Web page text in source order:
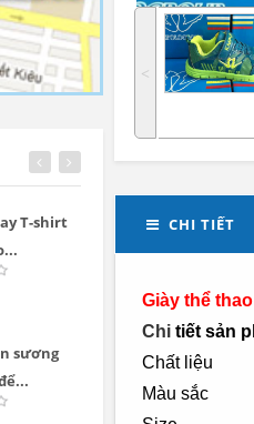
˂
CHI TIẾT
Giày thể
Chitiết sản
Chất liệu
Màu sắc
T-shirt
sương
LED
năng...
Đèn
tay cao